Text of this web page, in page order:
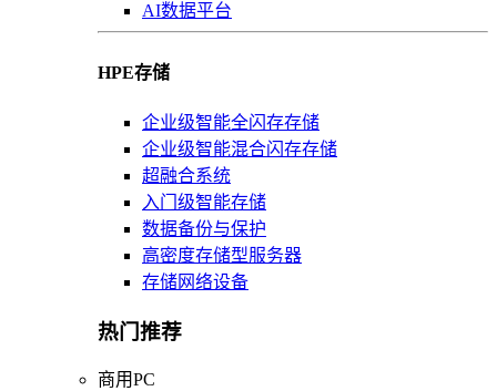
AI数据平台
HPE存储
企业级智能全闪存存储
企业级智能混合闪存存储
超融合系统
入门级智能存储
数据备份与保护
高密度存储型服务器
存储网络设备
热门推荐
商用PC